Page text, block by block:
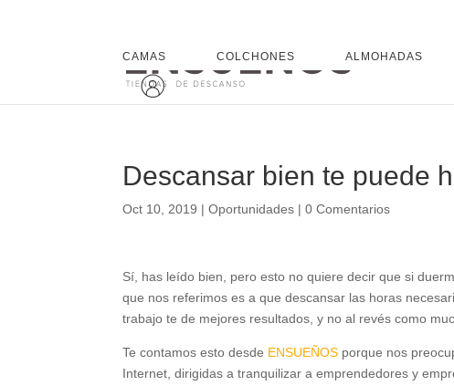
CAMAS COLCHONES ALMOHADAS
Descansar bien te puede
Oct 10, 2019 |Oportunidades |0 Comentarios
Sí, has leído bien, pero esto no quiere decir que si
que nos referimos es a que descansar las horas
trabajo te de mejores resultados, y no al revés como
Te contamos esto desde ENSUEÑOS porque nos
Internet, dirigidas a tranquilizar a emprendedores y